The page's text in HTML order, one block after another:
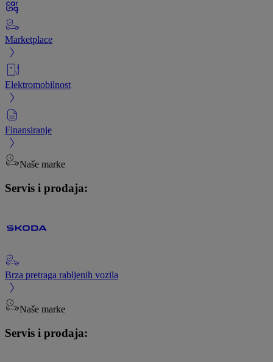
Marketplace
Elektromobilnost
Finansiranje
Naše marke
Servis i prodaja:
Brza pretraga rabljenih vozila
Naše marke
Servis i prodaja: